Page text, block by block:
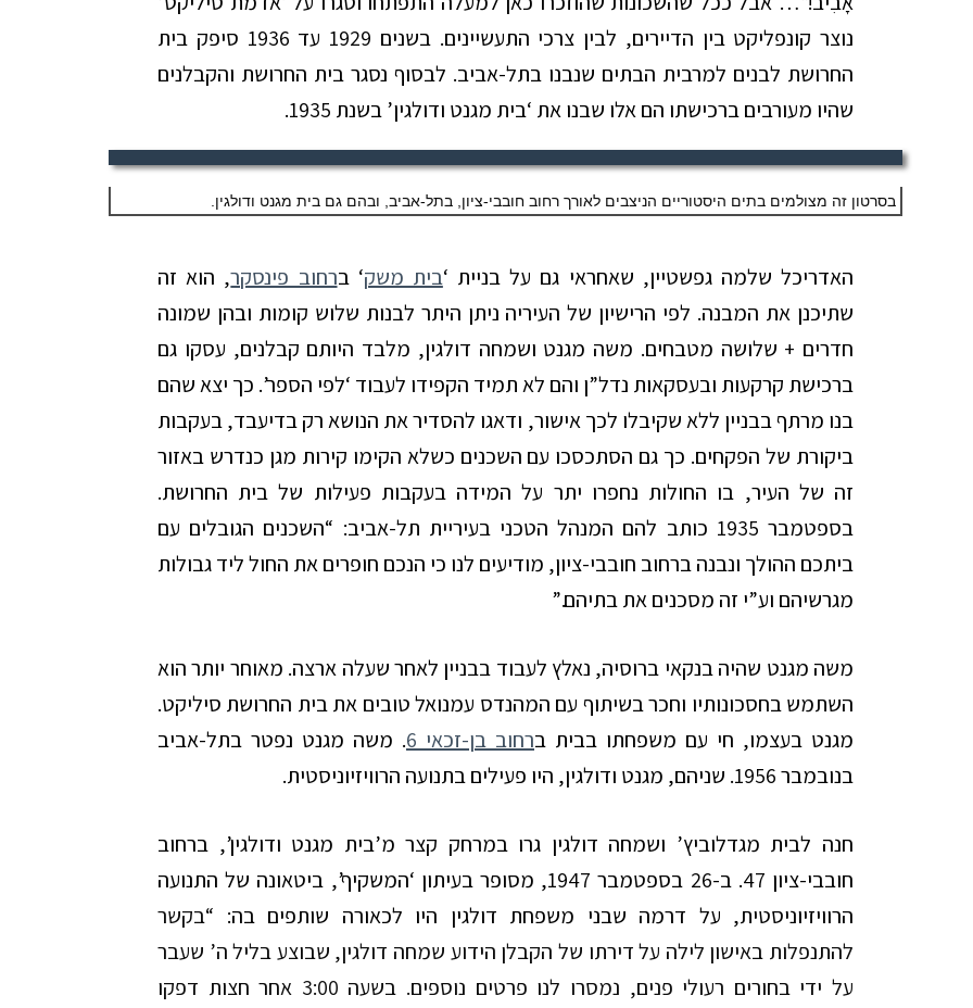
נוצר קונפליקט בין הדיירים, לבין צרכי התעשיינים. בשנים 1929 עד 1936 סיפק בית
החרושת לבנים למרבית הבתים שנבנו בתל-אביב. לבסוף נסגר בית החרושת והקבלנים
שהיו מעורבים ברכישתו הם אלו שבנו את ‘בית מגנט ודולגין’ בשנת 1935.
בסרטון זה מצולמים בתים היסטוריים הניצבים לאורך רחוב חובבי-ציון, בתל-אביב, ובהם גם בית מגנט ודולגין.
האדריכל שלמה גפשטיין, שאחראי גם על בניית ‘בית משק‘ ברחוב פינסקר, הוא זה
שתיכנן את המבנה. לפי הרישיון של העיריה ניתן היתר לבנות שלוש קומות ובהן שמונה
חדרים + שלושה מטבחים. משה מגנט ושמחה דולגין, מלבד היותם קבלנים, עסקו גם
ברכישת קרקעות ובעסקאות נדל”ן והם לא תמיד הקפידו לעבוד ‘לפי הספר’. כך יצא שהם
בנו מרתף בבניין ללא שקיבלו לכך אישור, ודאגו להסדיר את הנושא רק בדיעבד, בעקבות
ביקורת של הפקחים. כך גם הסתכסכו עם השכנים כשלא הקימו קירות מגן כנדרש באזור
זה של העיר, בו החולות נחפרו יתר על המידה בעקבות פעילות של בית החרושת.
בספטמבר 1935 כותב להם המנהל הטכני בעיריית תל-אביב: “השכנים הגובלים עם
ביתכם ההולך ונבנה ברחוב חובבי-ציון, מודיעים לנו כי הנכם חופרים את החול ליד גבולות
מגרשיהם וע”י זה מסכנים את בתיהם.”
משה מגנט שהיה בנקאי ברוסיה, נאלץ לעבוד בבניין לאחר שעלה ארצה. מאוחר יותר הוא
השתמש בחסכונותיו וחכר בשיתוף עם המהנדס עמנואל טובים את בית החרושת סיליקט.
מגנט בעצמו, חי עם משפחתו בבית ברחוב בן-זכאי 6
. משה מגנט נפטר בתל-אביב
בנובמבר 1956. שניהם, מגנט ודולגין, היו פעילים בתנועה הרוויזיוניסטית.
חנה לבית מגדלוביץ’ ושמחה דולגין גרו במרחק קצר מ’בית מגנט ודולגין’, ברחוב
חובבי-ציון 47. ב-26 בספטמבר 1947, מסופר בעיתון ‘המשקיף’, ביטאונה של התנועה
הרוויזיוניסטית, על דרמה שבני משפחת דולגין היו לכאורה שותפים בה: “בקשר
להתנפלות באישון לילה על דירתו של הקבלן הידוע שמחה דולגין, שבוצע בליל ה’ שעבר
על ידי בחורים רעולי פנים, נמסרו לנו פרטים נוספים. בשעה 3:00 אחר חצות דפקו